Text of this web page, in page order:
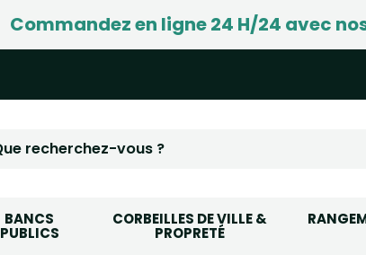
Commandez en ligne 24 H/24 avec
BANCS
PUBLICS
CORBEILLES DE VILLE &
PROPRETÉ